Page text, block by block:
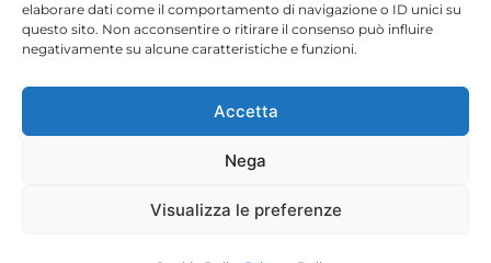
elaborare dati come il comportamento di navigazione o ID unici su
questo sito. Non acconsentire o ritirare il consenso può influire
negativamente su alcune caratteristiche e funzioni.
Accetta
Nega
Visualizza le preferenze
C.F.-P.I. 02538910379 all rights reserved © –
Privacy Policy– Cookie Policy